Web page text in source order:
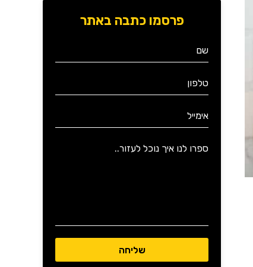
פרסמו כתבה באתר